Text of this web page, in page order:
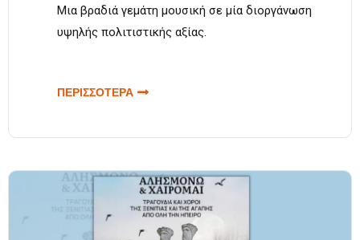
Mια βραδιά γεμάτη μουσική σε μία διοργάνωση
υψηλής πολιτιστικής αξίας.
ΠΕΡΙΣΣΟΤΕΡΑ ΓΙΑ Ο ΚΩΣΤΑΣ
ΘΕΣΣΑΛΟΝΙΚΗ